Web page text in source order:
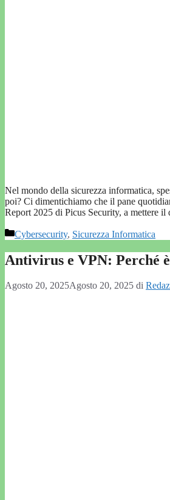
Nel mondo della sicurezza informatica,
poi? Ci dimentichiamo che il pane
Report 2025 di Picus Security, a mettere
Categorie
Cybersecurity, Sicurezza Informatica
Antivirus e VPN: Perché
Agosto 20, 2025Agosto 20, 2025 di